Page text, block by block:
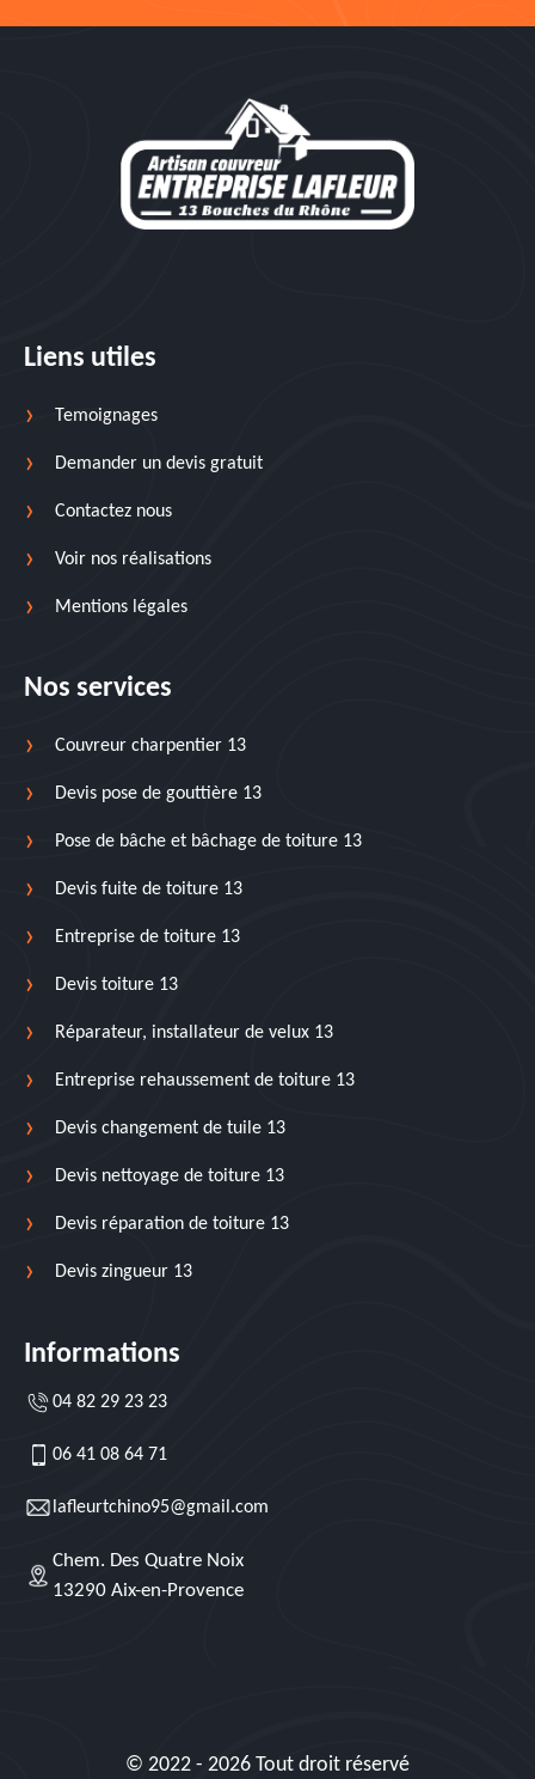
Liens utiles
Temoignages
Demander un devis gratuit
Contactez nous
Voir nos réalisations
Mentions légales
Nos services
Couvreur charpentier 13
Devis pose de gouttière 13
Pose de bâche et bâchage de toiture 13
Devis fuite de toiture 13
Entreprise de toiture 13
Devis toiture 13
Réparateur, installateur de velux 13
Entreprise rehaussement de toiture 13
Devis changement de tuile 13
Devis nettoyage de toiture 13
Devis réparation de toiture 13
Devis zingueur 13
Informations
04 82 29 23 23
06 41 08 64 71
lafleurtchino95@gmail.com
Chem. Des Quatre Noix
13290 Aix-en-Provence
© 2022 - 2026 Tout droit réservé